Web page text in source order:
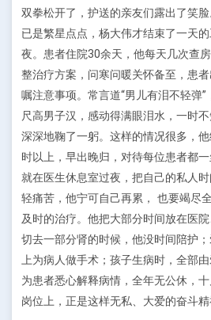
双拳松开了，护送的亲友们露出了笑
已是繁星点点，杨大伟才结束了一天
夜。患者住院30余天，他每天几次查
整治疗方案，问寒问暖关怀备至，患
嘱注意事项。常言道“男儿有泪不轻弹
尺高男子汉，感动得满眼泪水，一时
深深地鞠了一躬。这样的情况很多，
时以上，早出晚归，对待每位患者都
就在医生休息室过夜，把自己的私人
轻痛苦，他宁可自己再累， 也要竭尽
及时的治疗。他把大部分时间放在医
切去一部分肾的时候，他没时间陪护
上为病人做手术；孩子生病时，全部
为患者悉心解释病情，全年无公休，
岗位上，正是这样无私、大爱的奋斗精